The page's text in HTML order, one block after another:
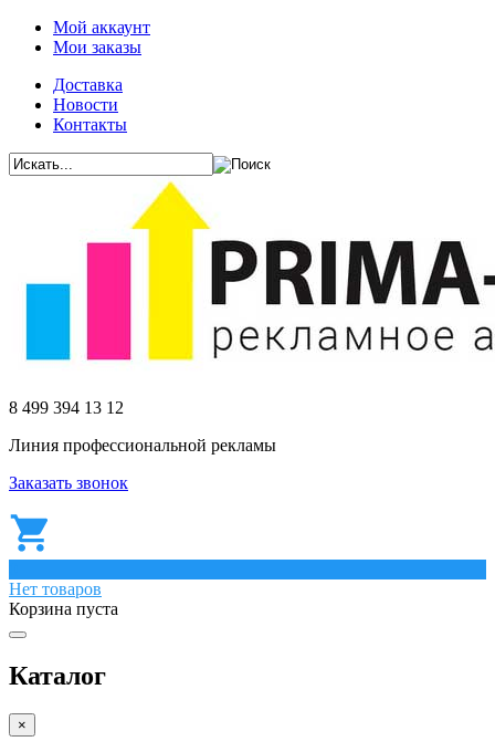
Мой аккаунт
Мои заказы
Доставка
Новости
Контакты
8 499 394 13 12
Линия профессиональной рекламы
Заказать звонок
Нет товаров
Корзина пуста
Каталог
×